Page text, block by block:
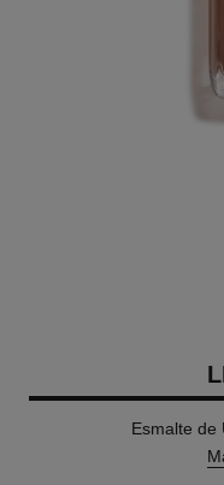
Esmalte de